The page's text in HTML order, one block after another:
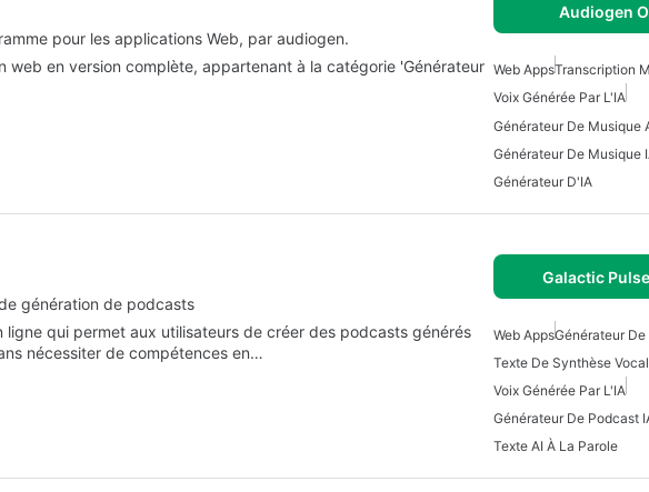
pour les applications Web, par audiogen.
Audiogen
web en version complète, appartenant à la catégorie 'Générateur Web AppsTranscription
Voix Générée Par L'IA
Générateur De Musique
Générateur De Musique
Générateur D'IA
génération de podcasts
Galactic
ligne qui permet aux utilisateurs de créer des podcasts générés
nécessiter de compétences en…
Web AppsGénérateur De
Texte De Synthèse
Voix Générée Par L'IA
Générateur De Podcast
Texte AI À La Parole